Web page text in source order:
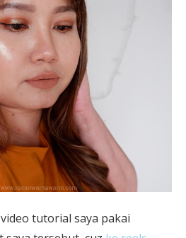
tutorial saya pakai